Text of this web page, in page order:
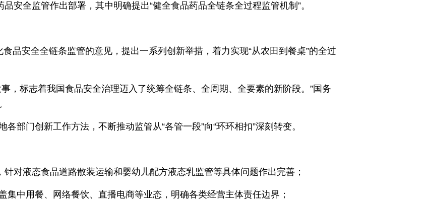
安全监管作出部署，其中明确提出“健全食品药品全链条全过程监管机制”。
品安全全链条监管的意见，提出一系列创新举措，着力实现“从农田到餐桌”的全过
，标志着我国食品安全治理迈入了统筹全链条、全周期、全要素的新阶段。”国务
部门创新工作方法，不断推动监管从“各管一段”向“环环相扣”深刻转变。
针对液态食品道路散装运输和婴幼儿配方液态乳监管等具体问题作出完善；
集中用餐、网络餐饮、直播电商等业态，明确各类经营主体责任边界；